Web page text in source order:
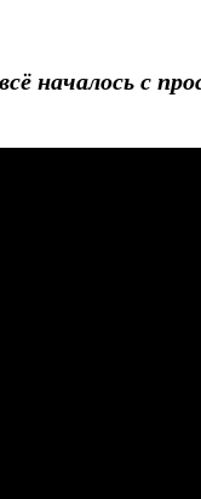
началось с